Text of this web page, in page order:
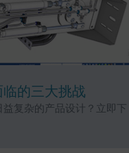
的三大挑战
复杂的产品设计？立即下